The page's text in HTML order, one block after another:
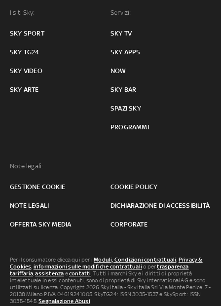
I siti Sky:
SKY SPORT
SKY TG24
SKY VIDEO
SKY ARTE
Servizi:
SKY TV
SKY APPS
NOW
SKY BAR
SPAZI SKY
PROGRAMMI
Note legali:
GESTIONE COOKIE COOKIE POLICY
NOTE LEGALI DICHIARAZIONE DI ACCESSIBILITÀ
OFFERTA SKY MEDIA CORPORATE
Per il consumatore clicca qui per iModuli, Condizioni contrattuali Privacy &
Cookies informazioni sulle modifiche contrattuali o pertrasparenza
tariffaria ,assistenza econtatti . Tutti i marchi Sky e i diritti di proprietà
intellettuale in essi contenuti, sono di proprietà di Sky international AG e sono
utilizzati su licenza. Copyright 2026 Sky Italia - Sky Italia Srl Via Monte Penice, 7 -
20138 Milano P.IVA 04619241005. SkyTG24: ISSN 3035-1537 e SkySport: ISSN
3035-1545.Segnalazione Abusi